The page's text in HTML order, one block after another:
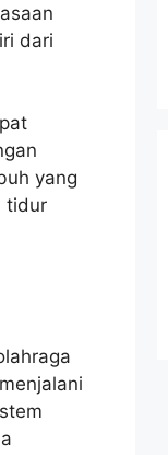
dari
yang
tidur